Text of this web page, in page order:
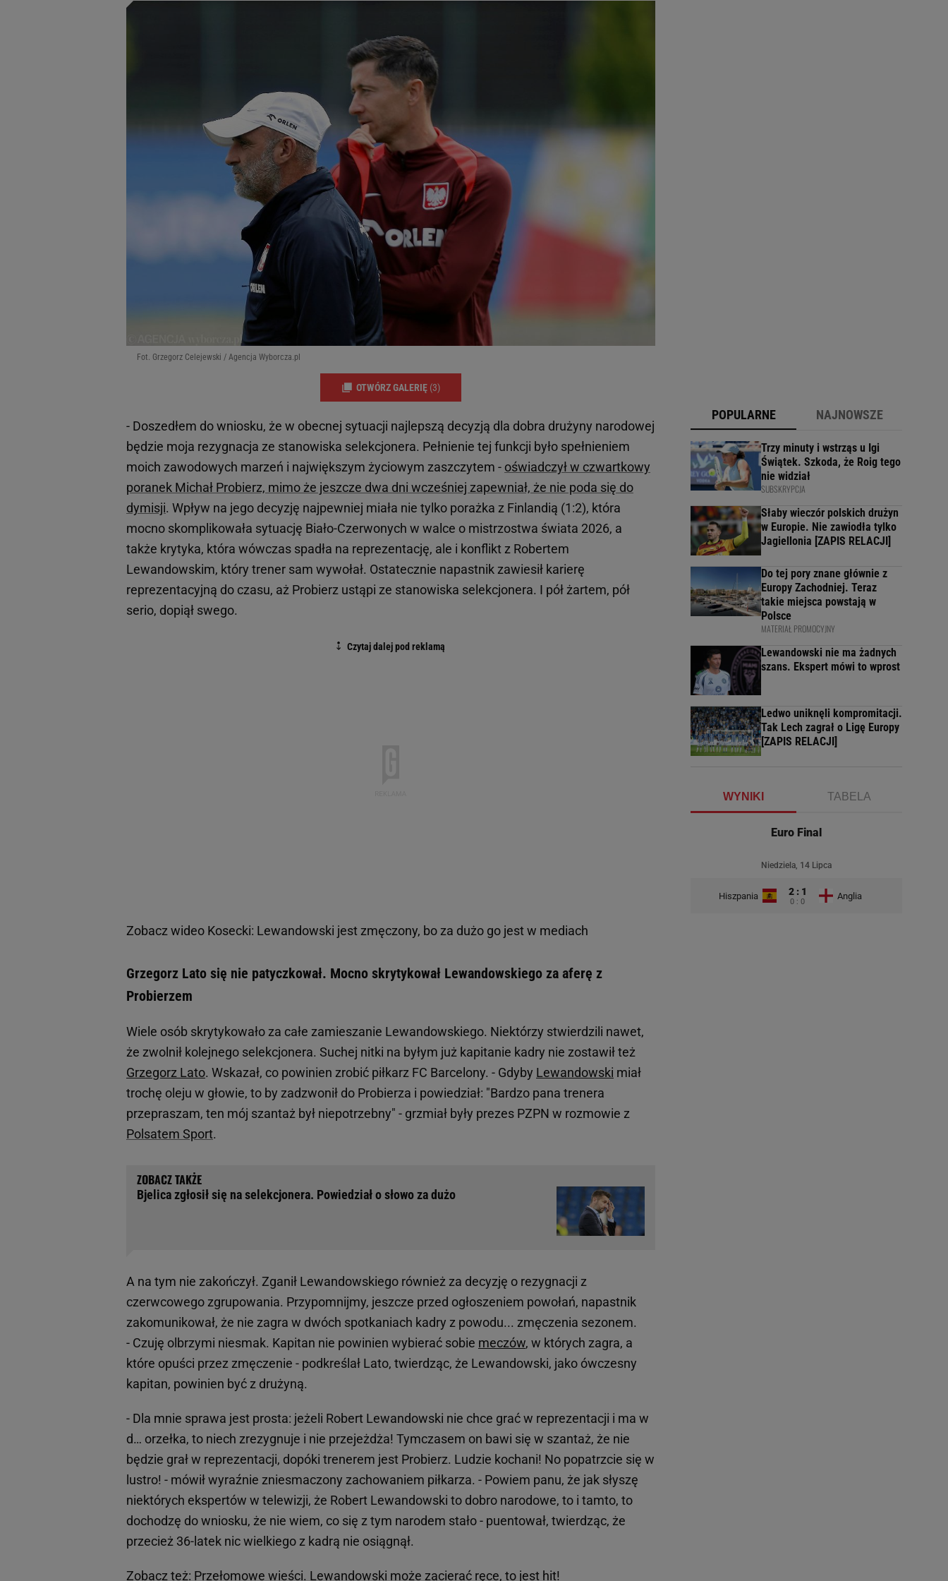
Fot. Grzegorz Celejewski / Agencja Wyborcza.pl
OTWÓRZ GALERIĘ (3)
- Doszedłem do wniosku, że w obecnej sytuacji najlepszą decyzją dla dobra drużyny narodowej
będzie moja rezygnacja ze stanowiska selekcjonera. Pełnienie tej funkcji było spełnieniem
moich zawodowych marzeń i największym życiowym zaszczytem - oświadczył w czwartkowy
poranek Michał Probierz, mimo że jeszcze dwa dni wcześniej zapewniał, że nie poda się do
dymisji. Wpływ na jego decyzję najpewniej miała nie tylko porażka z Finlandią (1:2), która
mocno skomplikowała sytuację Biało-Czerwonych w walce o mistrzostwa świata 2026, a
także krytyka, która wówczas spadła na reprezentację, ale i konflikt z Robertem
Lewandowskim, który trener sam wywołał. Ostatecznie napastnik zawiesił karierę
reprezentacyjną do czasu, aż Probierz ustąpi ze stanowiska selekcjonera. I pół żartem, pół
serio, dopiął swego.
Zobacz wideo Kosecki: Lewandowski jest zmęczony, bo za dużo go jest w mediach
Grzegorz Lato się nie patyczkował. Mocno skrytykował Lewandowskiego za aferę z
Probierzem
Wiele osób skrytykowało za całe zamieszanie Lewandowskiego. Niektórzy stwierdzili nawet,
że zwolnił kolejnego selekcjonera. Suchej nitki na byłym już kapitanie kadry nie zostawił też
Grzegorz Lato. Wskazał, co powinien zrobić piłkarz FC Barcelony. - Gdyby Lewandowski miał
trochę oleju w głowie, to by zadzwonił do Probierza i powiedział: "Bardzo pana trenera
przepraszam, ten mój szantaż był niepotrzebny" - grzmiał były prezes PZPN w rozmowie z
Polsatem Sport.
Bjelica zgłosił się na selekcjonera. Powiedział o słowo za dużo
A na tym nie zakończył. Zganił Lewandowskiego również za decyzję o rezygnacji z
czerwcowego zgrupowania. Przypomnijmy, jeszcze przed ogłoszeniem powołań, napastnik
zakomunikował, że nie zagra w dwóch spotkaniach kadry z powodu... zmęczenia sezonem.
- Czuję olbrzymi niesmak. Kapitan nie powinien wybierać sobie meczów, w których zagra, a
które opuści przez zmęczenie - podkreślał Lato, twierdząc, że Lewandowski, jako ówczesny
kapitan, powinien być z drużyną.
- Dla mnie sprawa jest prosta: jeżeli Robert Lewandowski nie chce grać w reprezentacji i ma w
d… orzełka, to niech zrezygnuje i nie przejeżdża! Tymczasem on bawi się w szantaż, że nie
będzie grał w reprezentacji, dopóki trenerem jest Probierz. Ludzie kochani! No popatrzcie się w
lustro! - mówił wyraźnie zniesmaczony zachowaniem piłkarza. - Powiem panu, że jak słyszę
niektórych ekspertów w telewizji, że Robert Lewandowski to dobro narodowe, to i tamto, to
dochodzę do wniosku, że nie wiem, co się z tym narodem stało - puentował, twierdząc, że
przecież 36-latek nic wielkiego z kadrą nie osiągnął.
Zobacz też: Przełomowe wieści. Lewandowski może zacierać ręce, to jest hit!
POPULARNE NAJNOWSZE
Trzy minuty i wstrząs u Igi
Świątek. Szkoda, że Roig tego
nie widział
SUBSKRYPCJA
Słaby wieczór polskich drużyn
w Europie. Nie zawiodła tylko
Jagiellonia [ZAPIS RELACJI]
Do tej pory znane głównie z
Europy Zachodniej. Teraz
takie miejsca powstają w
Polsce
MATERIAŁ PROMOCYJNY
Lewandowski nie ma żadnych
szans. Ekspert mówi to wprost
Ledwo uniknęli kompromitacji.
Tak Lech zagrał o Ligę Europy
[ZAPIS RELACJI]
WYNIKI TABELA
Euro Final
Niedziela, 14 Lipca
Hiszpania 2 : 1
0 : 0
Anglia